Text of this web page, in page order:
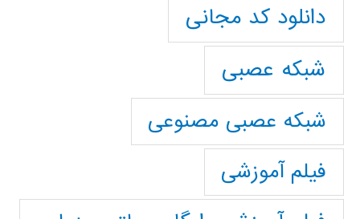
دانلود کد مجانی
شبکه عصبی
شبکه عصبی مصنوعی
فیلم آموزشی